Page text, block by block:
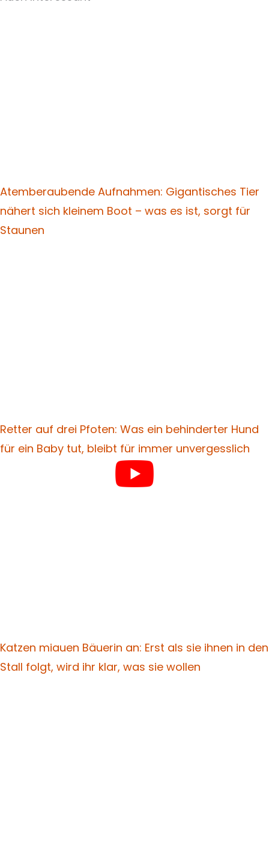
Atemberaubende Aufnahmen: Gigantisches Tier
nähert sich kleinem Boot – was es ist, sorgt für
Staunen
Retter auf drei Pfoten: Was ein behinderter Hund
für ein Baby tut, bleibt für immer unvergesslich
Katzen miauen Bäuerin an: Erst als sie ihnen in den
Stall folgt, wird ihr klar, was sie wollen